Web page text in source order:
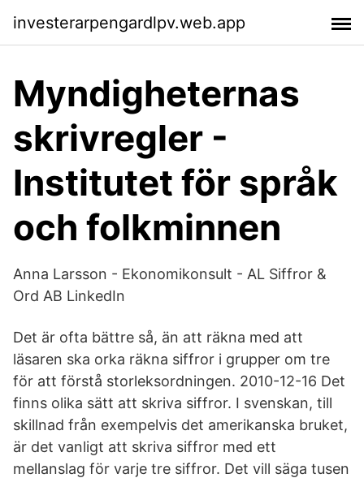
investerarpengardlpv.web.app
Myndigheternas
skrivregler -
Institutet för språk
och folkminnen
Anna Larsson - Ekonomikonsult - AL Siffror &
Ord AB LinkedIn
Det är ofta bättre så, än att räkna med att
läsaren ska orka räkna siffror i grupper om tre
för att förstå storleks­ordningen. 2010-12-16 Det
finns olika sätt att skriva siffror. I svenskan, till
skillnad från exempelvis det amerikanska bruket,
är det vanligt att skriva siffror med ett
mellanslag för varje tre siffror. Det vill säga tusen